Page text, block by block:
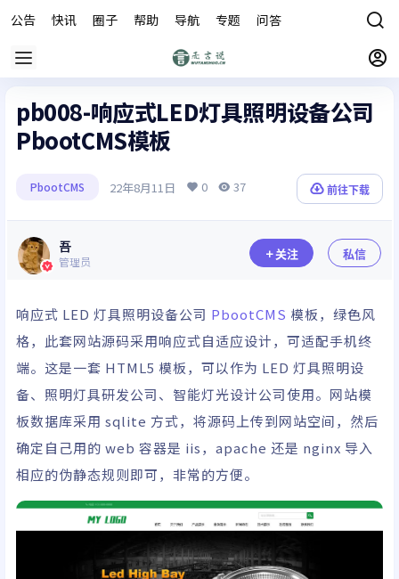
公告 快讯 圈子 帮助 导航 专题 问答
pb008-响应式LED灯具照明设备公司
PbootCMS模板
PbootCMS 22年8月11日 0 37 前往下载
吾
管理员 关注 私信
响应式 LED 灯具照明设备公司 PbootCMS 模板，绿色风
格，此套网站源码采用响应式自适应设计，可适配手机终
端。这是一套 HTML5 模板，可以作为 LED 灯具照明设
备、照明灯具研发公司、智能灯光设计公司使用。网站模
板数据库采用 sqlite 方式，将源码上传到网站空间，然后
确定自己用的 web 容器是 iis，apache 还是 nginx 导入
相应的伪静态规则即可，非常的方便。